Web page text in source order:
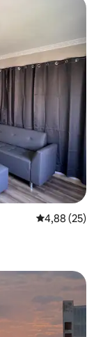
Calificación
4,88 (25)